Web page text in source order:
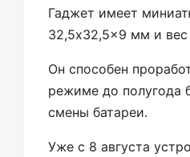
Гаджет имеет
32,5x32,5x9 мм и
Он способен
режиме до полугода
смены батареи.
Уже с 8 августа